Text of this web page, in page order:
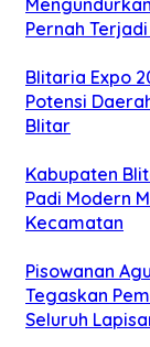
Pernah
Blitaria Expo
Potensi
Blitar
Kabupaten
Padi Modern
Kecamatan
Pisowanan
Tegaskan
Seluruh